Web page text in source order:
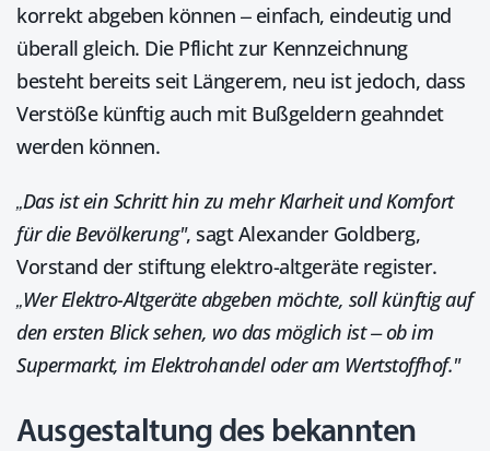
korrekt abgeben können – einfach, eindeutig und
überall gleich. Die Pflicht zur Kennzeichnung
besteht bereits seit Längerem, neu ist jedoch, dass
Verstöße künftig auch mit Bußgeldern geahndet
werden können.
„Das ist ein Schritt hin zu mehr Klarheit und Komfort
für die Bevölkerung", sagt Alexander Goldberg,
Vorstand der stiftung elektro-altgeräte register.
„Wer Elektro-Altgeräte abgeben möchte, soll künftig auf
den ersten Blick sehen, wo das möglich ist – ob im
Supermarkt, im Elektrohandel oder am Wertstoffhof."
Ausgestaltung des bekannten